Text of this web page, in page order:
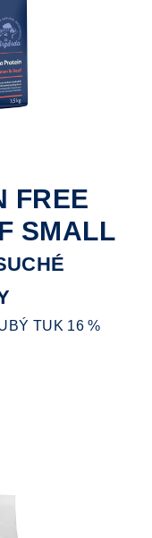
FREE
SMALL
TUK 16 %